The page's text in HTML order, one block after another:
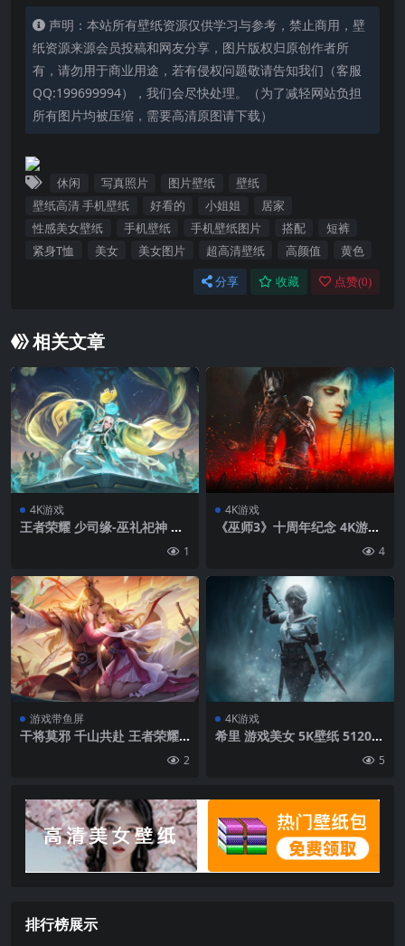
声明：本站所有壁纸资源仅供学习与参考，禁止商用，壁
纸资源来源会员投稿和网友分享，图片版权归原创作者所
有，请勿用于商业用途，若有侵权问题敬请告知我们（客服
QQ:199699994），我们会尽快处理。（为了减轻网站负担
所有图片均被压缩，需要高清原图请下载）
休闲 写真照片 图片壁纸
壁纸
壁纸高清 手机壁纸
好看的 小姐姐
居家
性感美女壁纸
手机壁纸 手机壁纸图片 搭配
短裤
紧身T恤
美女 美女图片 超高清壁纸 高颜值 黄色
分享 收藏 点赞(0)
相关文章
4K游戏
王者荣耀 少司缘-巫礼祀神 高
1
4K游戏
《巫师3》十周年纪念 4K游戏
4
游戏带鱼屏
干将莫邪 千山共赴 王者荣耀 3
2
4K游戏
希里 游戏美女 5K壁纸 5120×
5
排行榜展示